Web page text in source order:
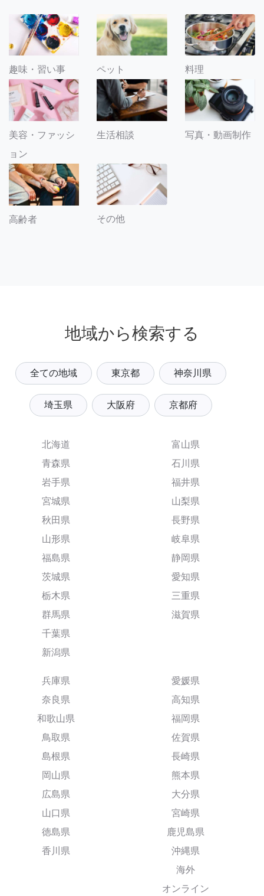
趣味・習い事 ペット 料理
美容・ファッシ
ョン
生活相談 写真・動画制作
高齢者 その他
地域から検索する
全ての地域 東京都 神奈川県
埼玉県 大阪府 京都府
北海道
青森県
岩手県
宮城県
秋田県
山形県
福島県
茨城県
栃木県
群馬県
千葉県
新潟県
富山県
石川県
福井県
山梨県
長野県
岐阜県
静岡県
愛知県
三重県
滋賀県
兵庫県
奈良県
和歌山県
鳥取県
島根県
岡山県
広島県
山口県
徳島県
香川県
愛媛県
高知県
福岡県
佐賀県
長崎県
熊本県
大分県
宮崎県
鹿児島県
沖縄県
海外
オンライン